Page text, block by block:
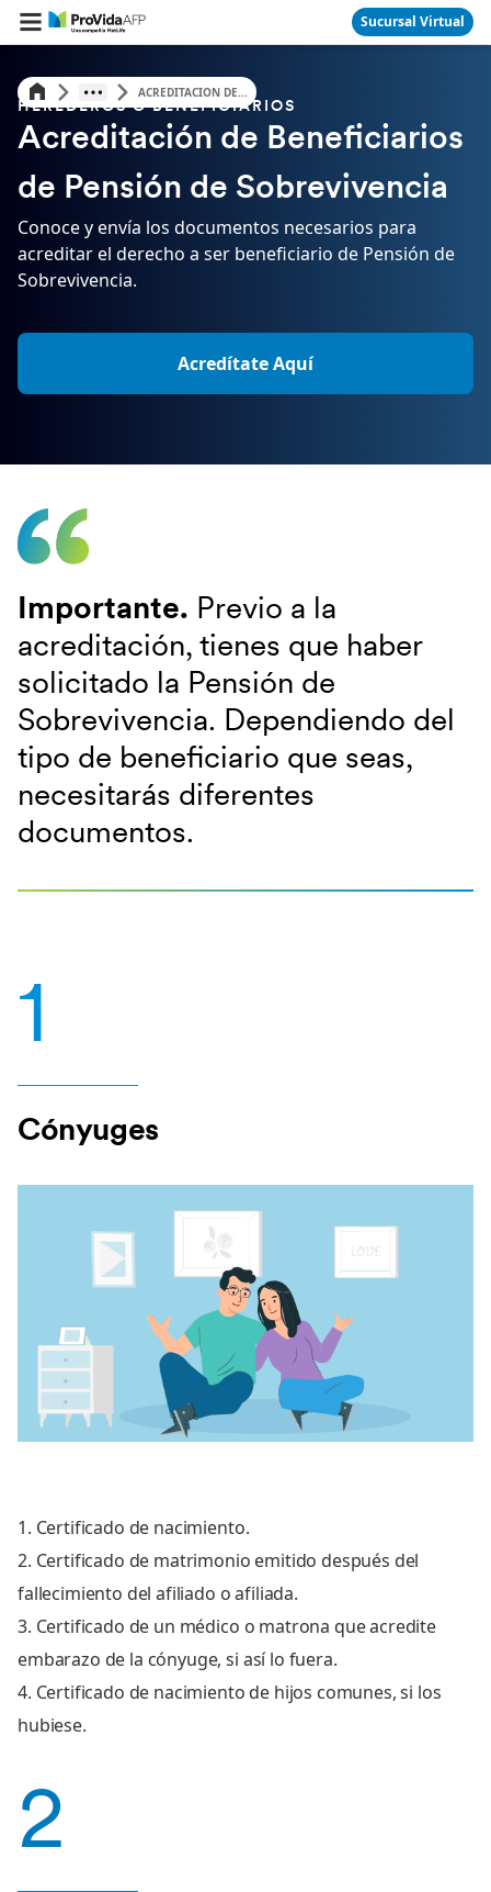
Sucursal Virtual
ACREDITACION DE...
HEREDEROS O BENEFICIARIOS
Acreditación de Beneficiarios
de Pensión de Sobrevivencia
Conoce y envía los documentos necesarios para
acreditar el derecho a ser beneficiario de Pensión de
Sobrevivencia.
Acredítate Aquí
Importante. Previo a la
acreditación, tienes que haber
solicitado la Pensión de
Sobrevivencia. Dependiendo del
tipo de beneficiario que seas,
necesitarás diferentes
documentos.
1
Cónyuges
1. Certificado de nacimiento.
2. Certificado de matrimonio emitido después del
fallecimiento del afiliado o afiliada.
3. Certificado de un médico o matrona que acredite
embarazo de la cónyuge, si así lo fuera.
4. Certificado de nacimiento de hijos comunes, si los
hubiese.
2